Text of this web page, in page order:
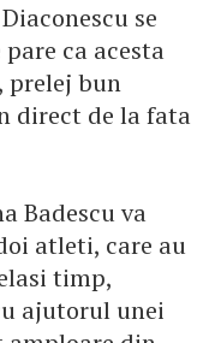
se
ca acesta
prelej bun
direct de la fata
Badescu va
atleti, care au
timp,
ajutorul unei